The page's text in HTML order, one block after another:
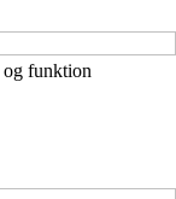
og funktion